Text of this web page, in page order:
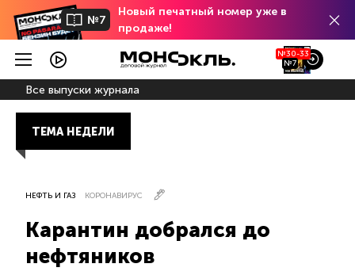
№7
Новый печатный номер уже в
продаже!
№30-33
№7
Все выпуски журнала
ТЕМА НЕДЕЛИ
НЕФТЬ И ГАЗ КОРОНАВИРУС
Карантин добрался до
нефтяников